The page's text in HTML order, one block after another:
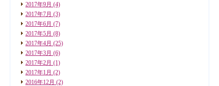
2017年9月 (4)
2017年7月 (3)
2017年6月 (7)
2017年5月 (8)
2017年4月 (25)
2017年3月 (6)
2017年2月 (1)
2017年1月 (2)
2016年12月 (2)